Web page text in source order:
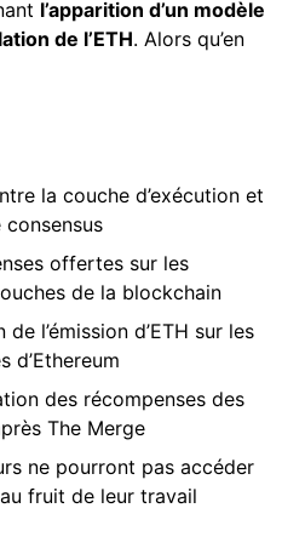
l’apparition d’un modèle
de l’ETH. Alors qu’en
la couche d’exécution et
offertes sur les
de la blockchain
l’émission d’ETH sur les
d’Ethereum
des récompenses des
The Merge
ne pourront pas accéder
fruit de leur travail